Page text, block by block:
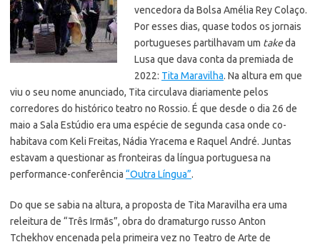
vencedora da Bolsa Amélia Rey Colaço.
Por esses dias, quase todos os jornais
portugueses partilhavam um takeda
Lusa que dava conta da premiada de
2022: Tita Maravilha. Na altura em que
viu o seu nome anunciado, Tita circulava diariamente pelos
corredores do histórico teatro no Rossio. É que desde o dia 26 de
maio a Sala Estúdio era uma espécie de segunda casa onde co-
habitava com Keli Freitas, Nádia Yracema e Raquel André. Juntas
estavam a questionar as fronteiras da língua portuguesa na
performance-conferência “Outra Língua”.
Do que se sabia na altura, a proposta de Tita Maravilha era uma
releitura de “Três Irmãs”, obra do dramaturgo russo Anton
Tchekhov encenada pela primeira vez no Teatro de Arte de